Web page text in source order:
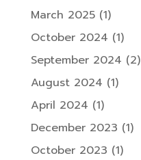
March 2025(1)
October 2024 (1)
September 2024 (2)
August 2024 (1)
April 2024 (1)
December 2023 (1)
October 2023 (1)